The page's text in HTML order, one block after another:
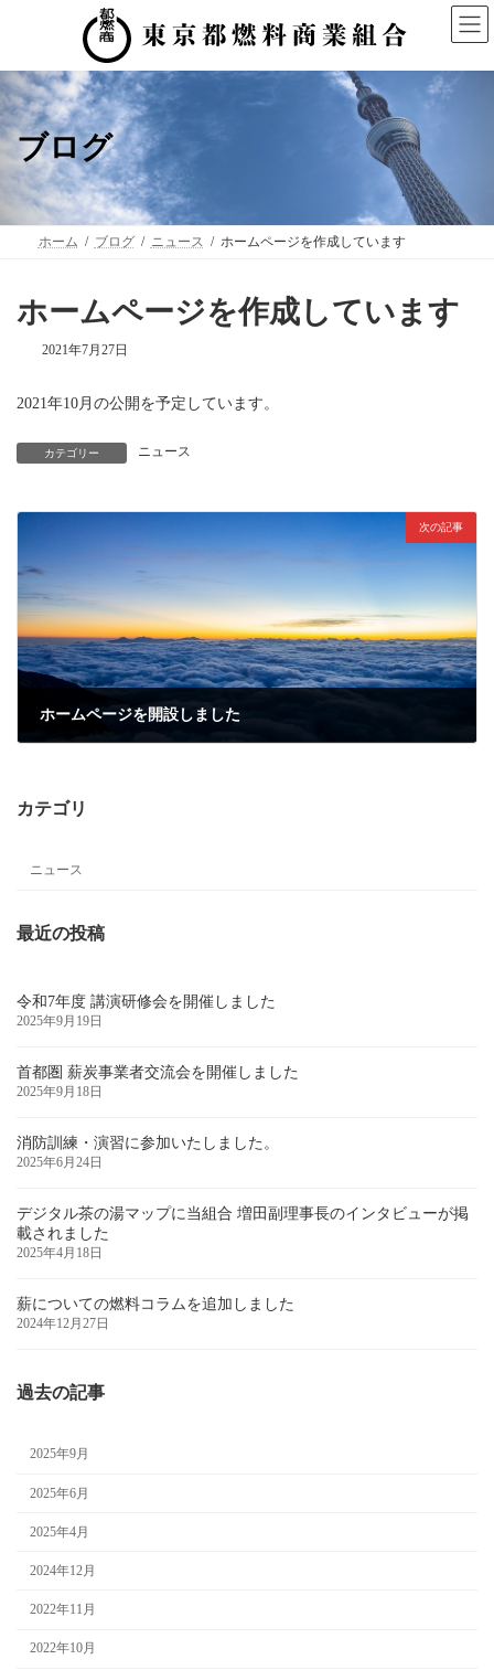
ン
ツ
へ
ス
ー
シ
ョ
ン
ブログ
ホーム ブログ ニュース ホームページを作成しています
ホームページを作成しています
2021年7月27日
2021年10月の公開を予定しています。
カテゴリー ニュース
次の記事
ホームページを開設しました
カテゴリ
ニュース
最近の投稿
令和7年度 講演研修会を開催しました
2025年9月19日
首都圏 薪炭事業者交流会を開催しました
2025年9月18日
消防訓練・演習に参加いたしました。
2025年6月24日
デジタル茶の湯マップに当組合 増田副理事長のインタビューが掲
載されました
2025年4月18日
薪についての燃料コラムを追加しました
2024年12月27日
過去の記事
2025年9月
2025年6月
2025年4月
2024年12月
2022年11月
2022年10月